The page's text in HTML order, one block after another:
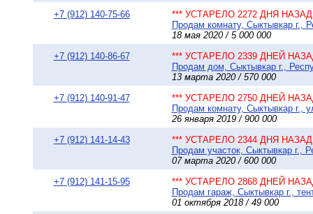
+7 (912) 140-75-66
*** УСТАРЕЛО 2272 ДНЯ НАЗАД
Продам комнату, Сыктывкар г.,
18 мая 2020 / 5 000 000
+7 (912) 140-86-67
*** УСТАРЕЛО 2339 ДНЕЙ
Продам дом, Сыктывкар г.,
13 марта 2020 / 570 000
+7 (912) 140-91-47
*** УСТАРЕЛО 2750 ДНЕЙ
Продам комнату, Сыктывкар г.,
26 января 2019 / 900 000
+7 (912) 141-14-43
*** УСТАРЕЛО 2344 ДНЯ НАЗАД
Продам участок, Сыктывкар г.,
07 марта 2020 / 600 000
+7 (912) 141-15-95
*** УСТАРЕЛО 2868 ДНЕЙ
Продам гараж, Сыктывкар г.,
01 октября 2018 / 49 000